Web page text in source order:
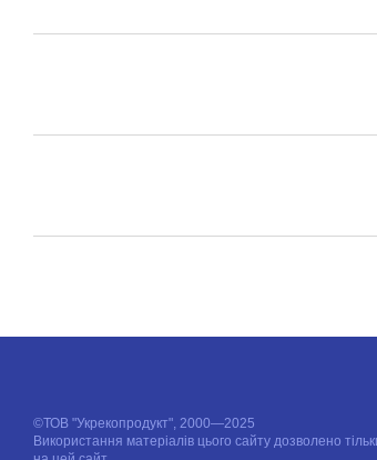
©ТОВ "Укрекопродукт", 2000—2025
Використання матеріалів цього сайту дозволено